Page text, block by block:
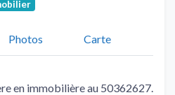
Photos Carte
en immobilière au 50362627.